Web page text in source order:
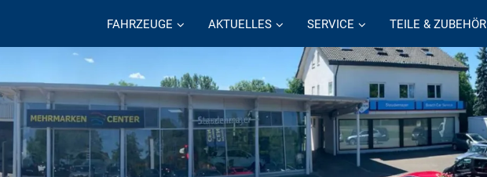
FAHRZEUGE AKTUELLES SERVICE TEILE & ZUBEHÖR